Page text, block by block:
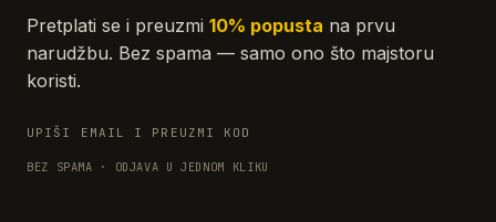
Pretplati se i preuzmi 10% popusta na prvu
narudžbu. Bez spama — samo ono što majstoru
koristi.
UPIŠI EMAIL I PREUZMI KOD
BEZ SPAMA · ODJAVA U JEDNOM KLIKU